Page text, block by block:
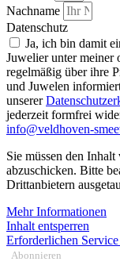
Nachname
Datenschutz
Ja, ich bin damit
Juwelier unter meiner
regelmäßig über ihre
und Juwelen
unserer
jederzeit formfrei
info@veldhoven-
Sie müssen den Inhalt
abzuschicken. Bitte
Drittanbietern
Mehr Informationen
Inhalt entsperren
Erforderlichen
Abonnieren